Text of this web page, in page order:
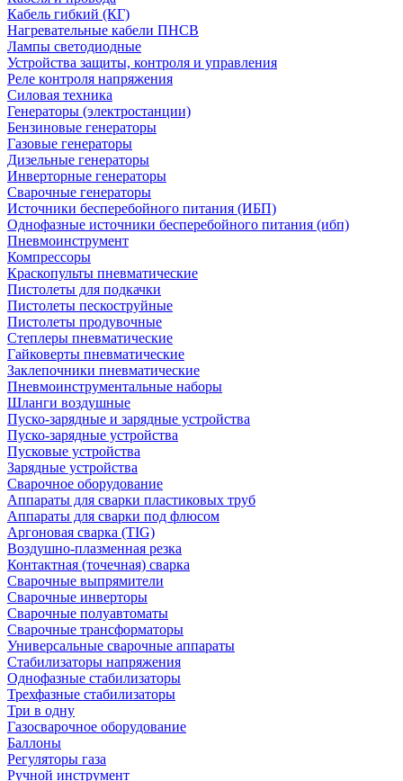
Кабель гибкий (КГ)
Нагревательные кабели ПНСВ
Лампы светодиодные
Устройства защиты, контроля и управления
Реле контроля напряжения
Силовая техника
Генераторы (электростанции)
Бензиновые генераторы
Газовые генераторы
Дизельные генераторы
Инверторные генераторы
Сварочные генераторы
Источники бесперебойного питания (ИБП)
Однофазные источники бесперебойного питания (ибп)
Пневмоинструмент
Компрессоры
Краскопульты пневматические
Пистолеты для подкачки
Пистолеты пескоструйные
Пистолеты продувочные
Степлеры пневматические
Гайковерты пневматические
Заклепочники пневматические
Пневмоинструментальные наборы
Шланги воздушные
Пуско-зарядные и зарядные устройства
Пуско-зарядные устройства
Пусковые устройства
Зарядные устройства
Сварочное оборудование
Аппараты для сварки пластиковых труб
Аппараты для сварки под флюсом
Аргоновая сварка (TIG)
Воздушно-плазменная резка
Контактная (точечная) сварка
Сварочные выпрямители
Сварочные инверторы
Сварочные полуавтоматы
Сварочные трансформаторы
Универсальные сварочные аппараты
Стабилизаторы напряжения
Однофазные стабилизаторы
Трехфазные стабилизаторы
Три в одну
Газосварочное оборудование
Баллоны
Регуляторы газа
Ручной инструмент